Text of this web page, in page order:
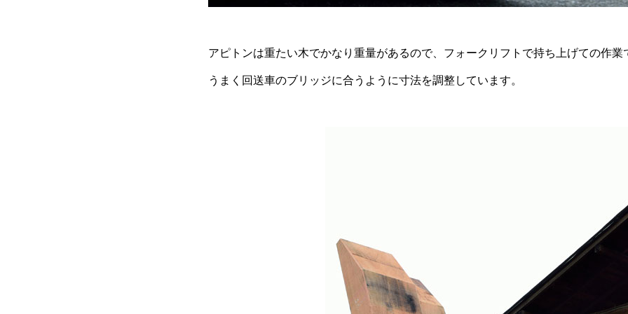
アピトンは重たい木でかなり重量があるので、フォークリフトで持ち上げての作業
うまく回送車のブリッジに合うように寸法を調整しています。